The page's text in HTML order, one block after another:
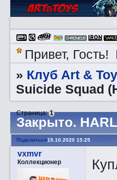
Привет, Гость!
» Клуб Art &
Suicide Squad
Закрытo.
Страница:1
Поделиться15.10.2020 15:25
vxmvr
Коллекционер